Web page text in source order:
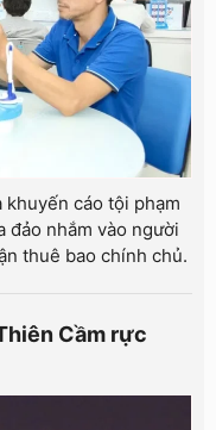
khuyến cáo tội phạm
đảo nhắm vào người
thuê bao chính chủ.
Cầm rực